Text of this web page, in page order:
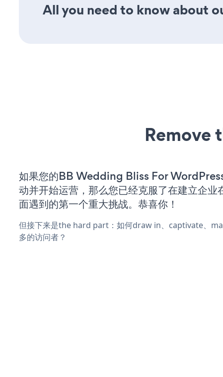
All you need to know about
Remove
如果您的BB Wedding Bliss For
动并开始运营，那么您已经克服了在建立企业
面遇到的第一个重大挑战。恭喜你！
但接下来是the hard part：如何draw in、captivate、
多的访问者？